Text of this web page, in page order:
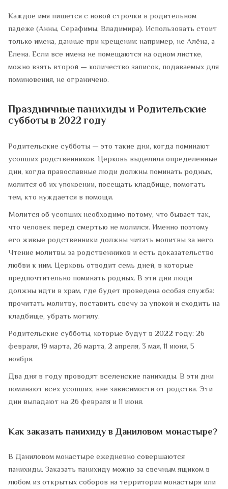
Каждое имя пишется с новой строчки в родительном
падеже (Анны, Серафимы, Владимира). Использовать стоит
только имена, данные при крещении: например, не Алёна, а
Елена. Если все имена не помещаются на одном листке,
можно взять второй — количество записок, подаваемых для
поминовения, не ограничено.
Праздничные панихиды и Родительские
субботы в 2022 году
Родительские субботы — это такие дни, когда поминают
усопших родственников. Церковь выделила определенные
дни, когда православные люди должны поминать родных,
молится об их упокоении, посещать кладбище, помогать
тем, кто нуждается в помощи.
Молится об усопших необходимо потому, что бывает так,
что человек перед смертью не молился. Именно поэтому
его живые родственники должны читать молитвы за него.
Чтение молитвы за родственников и есть доказательство
любви к ним. Церковь отводит семь дней, в которые
предпочтительно поминать родных. В эти дни люди
должны идти в храм, где будет проведена особая служба:
прочитать молитву, поставить свечу за упокой и сходить на
кладбище, убрать могилу.
Родительские субботы, которые будут в 2022 году: 26
февраля, 19 марта, 26 марта, 2 апреля, 3 мая, 11 июня, 5
ноября.
Два дня в году проводят вселенские панихиды. В эти дни
поминают всех усопших, вне зависимости от родства. Эти
дни выпадают на 26 февраля и 11 июня.
Как заказать панихиду в Даниловом монастыре?
В Даниловом монастыре ежедневно совершаются
панихиды. Заказать панихиду можно за свечным ящиком в
любом из открытых соборов на территории монастыря или